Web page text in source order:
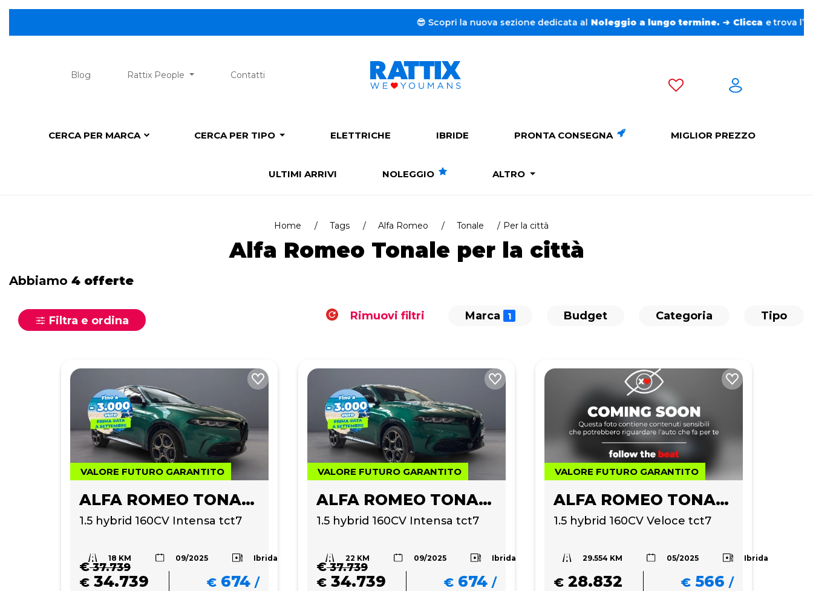
😎 Scopri la nuova sezione dedicata al Noleggio a lungo termine. ➔ Clicca e trova l’auto perfetta
Blog Rattix People Contatti
CERCA PER MARCA CERCA PER TIPO ELETTRICHE IBRIDE PRONTA CONSEGNA MIGLIOR PREZZO
ULTIMI ARRIVI NOLEGGIO ALTRO
Home Tags Alfa Romeo Tonale Per la città
Alfa Romeo Tonale per la città
Abbiamo 4 offerte
Filtra e ordina Rimuovi filtri Marca Budget Categoria Tipo
VALORE FUTURO GARANTITO
ALFA ROMEO TONALE
1.5 hybrid 160CV Intensa tct7
18 KM 09/2025 Ibrida
€37.739
€ 34.739 € 674 /
VALORE FUTURO GARANTITO
ALFA ROMEO TONALE
1.5 hybrid 160CV Intensa tct7
22 KM 09/2025 Ibrida
€37.739
€ 34.739 € 674 /
VALORE FUTURO GARANTITO
ALFA ROMEO TONALE
1.5 hybrid 160CV Veloce tct7
29.554 KM 05/2025 Ibrida
€ 28.832 € 566 /